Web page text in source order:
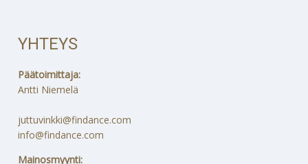
YHTEYS
Päätoimittaja:
Antti Niemelä
juttuvinkki@findance.com
info@findance.com
Mainosmyynti: